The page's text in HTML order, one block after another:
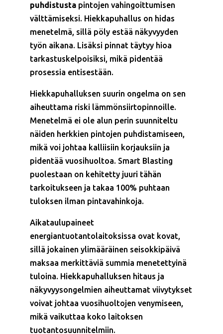
puhdistustapintojen vahingoittumisen
välttämiseksi. Hiekkapuhallus on hidas
menetelmä, sillä pöly estää näkyvyyden
työn aikana. Lisäksi pinnat täytyy hioa
tarkastuskelpoisiksi, mikä pidentää
prosessia entisestään.
Hiekkapuhalluksen suurin ongelma on sen
aiheuttama riski lämmönsiirtopinnoille.
Menetelmä ei ole alun perin suunniteltu
näiden herkkien pintojen puhdistamiseen,
mikä voi johtaa kalliisiin korjauksiin ja
pidentää vuosihuoltoa. Smart Blasting
puolestaan on kehitetty juuri tähän
tarkoitukseen ja takaa 100% puhtaan
tuloksen ilman pintavahinkoja.
Aikataulupaineet
energiantuotantolaitoksissa ovat kovat,
sillä jokainen ylimääräinen seisokkipäivä
maksaa merkittäviä summia menetettyinä
tuloina. Hiekkapuhalluksen hitaus ja
näkyvyysongelmien aiheuttamat viivytykset
voivat johtaa vuosihuoltojen venymiseen,
mikä vaikuttaa koko laitoksen
tuotantosuunnitelmiin.